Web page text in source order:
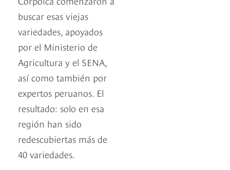
buscar esas viejas
variedades, apoyados
por el Ministerio de
Agricultura y el SENA,
así como también por
expertos peruanos. El
resultado: solo en esa
región han sido
redescubiertas más de
40 variedades.